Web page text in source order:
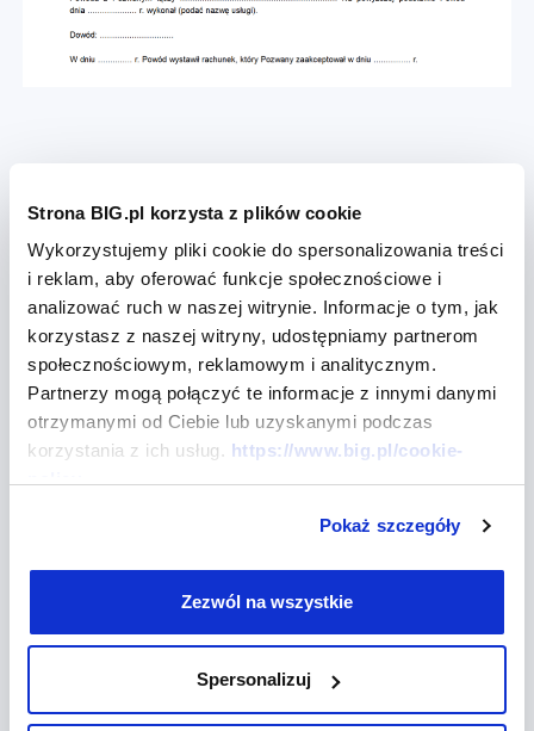
Strona BIG.pl korzysta z plików cookie
Wykorzystujemy pliki cookie do spersonalizowania treści
i reklam, aby oferować funkcje społecznościowe i
analizować ruch w naszej witrynie. Informacje o tym, jak
korzystasz z naszej witryny, udostępniamy partnerom
społecznościowym, reklamowym i analitycznym.
Partnerzy mogą połączyć te informacje z innymi danymi
otrzymanymi od Ciebie lub uzyskanymi podczas
korzystania z ich usług. https://www.big.pl/cookie-
Pokaż szczegóły
Zezwól na wszystkie
Spersonalizuj
pozew o zapłatę należności?
W zależności od tego, jakimi dowodami dysponujesz
i ile wynosi wartość przedmiotu sporu, możesz
skierować sprawę do rozpoznania w postępowaniu:
nakazowym,
upominawczym,
uproszczonym,
zwykłym.
Pozew do sądu o zapłatę należności
w postępowaniu nakazowym